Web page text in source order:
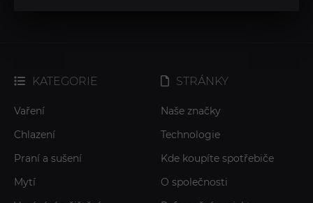
KATEGORIE
Vaření
Chlazení
Praní a sušení
Mytí
STRÁNKY
Naše značky
Technologie
Kde koupíte spotřebiče
O společnosti